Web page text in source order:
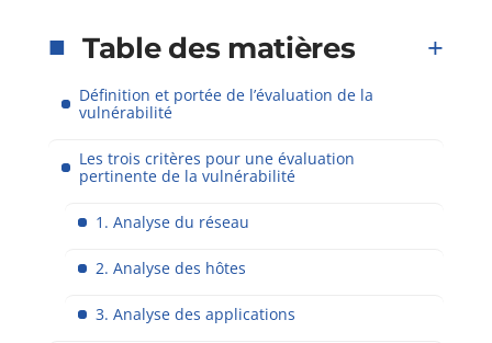
Table des matières
Définition et portée de l’évaluation de la
vulnérabilité
Les trois critères pour une évaluation
pertinente de la vulnérabilité
1. Analyse du réseau
2. Analyse des hôtes
3. Analyse des applications